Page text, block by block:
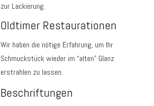
zur Lackierung.
Oldtimer Restaurationen
Wir haben die nötige Erfahrung, um Ihr
Schmuckstück wieder im “alten” Glanz
erstrahlen zu lassen.
Beschriftungen